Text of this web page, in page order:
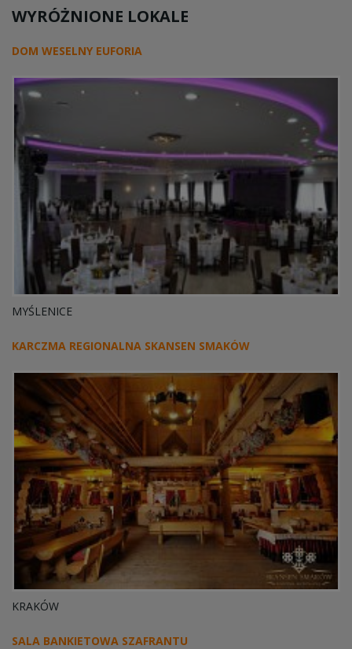
WYRÓŻNIONE LOKALE
DOM WESELNY EUFORIA
MYŚLENICE
KARCZMA REGIONALNA SKANSEN SMAKÓW
KRAKÓW
SALA BANKIETOWA SZAFRANTU